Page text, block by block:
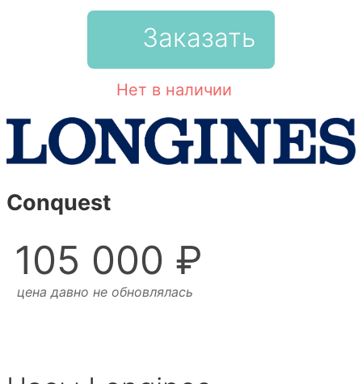
Заказать
Нет в наличии
Conquest
105 000 ₽
цена давно не обновлялась